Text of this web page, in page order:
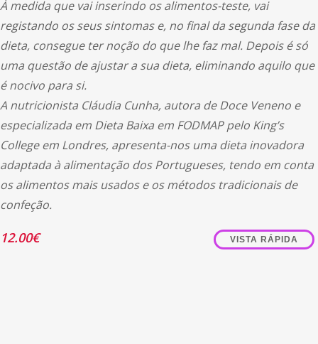
À medida que vai inserindo os alimentos-teste, vai
registando os seus sintomas e, no final da segunda fase da
dieta, consegue ter noção do que lhe faz mal. Depois é só
uma questão de ajustar a sua dieta, eliminando aquilo que
é nocivo para si.
A nutricionista Cláudia Cunha, autora de Doce Veneno e
especializada em Dieta Baixa em FODMAP pelo King’s
College em Londres, apresenta-nos uma dieta inovadora
adaptada à alimentação dos Portugueses, tendo em conta
os alimentos mais usados e os métodos tradicionais de
confeção.
12.00€ VISTA RÁPIDA